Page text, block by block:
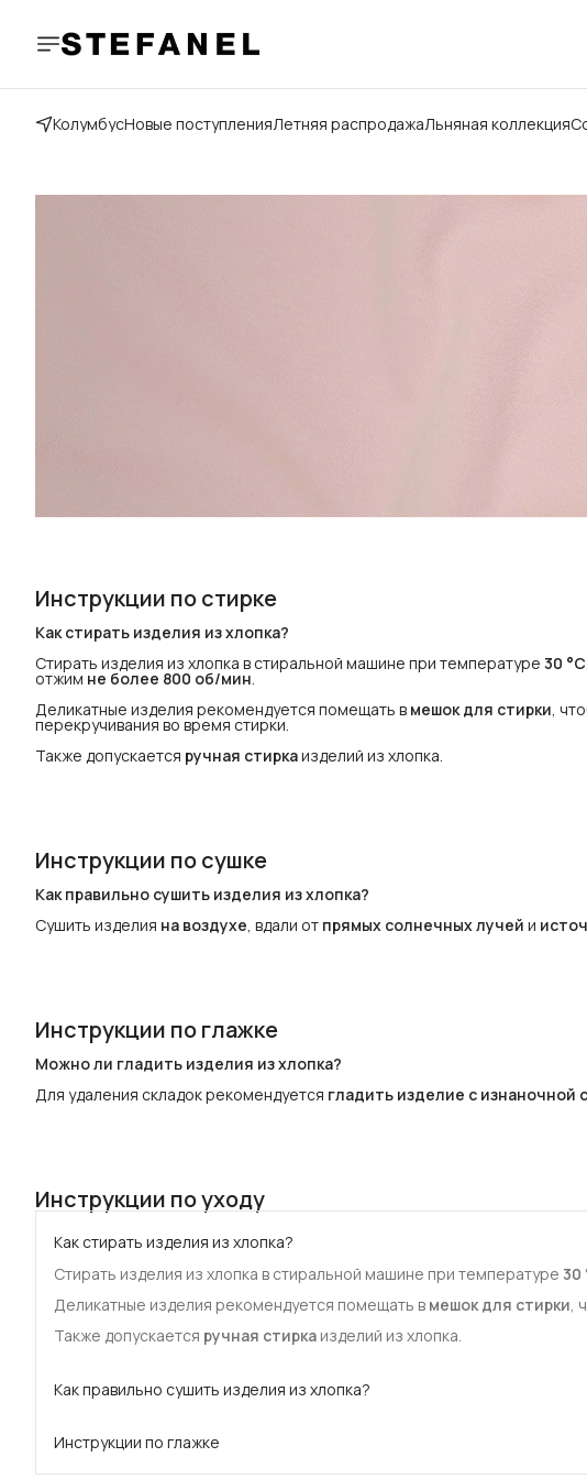
КолумбусНовые поступленияЛетняя распродажаЛьняная коллекция
Инструкции по стирке
Как стирать изделия из хлопка?
Стирать изделия из хлопка в стиральной машине при температуре 30 °C
отжим не более 800 об/мин.
Деликатные изделия рекомендуется помещать в мешок для стирки,
перекручивания во время стирки.
Также допускается ручная стиркаизделий из хлопка.
Инструкции по сушке
Как правильно сушить изделия из хлопка?
Сушить изделия на воздухе, вдали от прямых солнечных лучей и
Инструкции по глажке
Можно ли гладить изделия из хлопка?
Для удаления складок рекомендуется гладить изделие с изнаночной
Инструкции по уходу
Как стирать изделия из хлопка?
Стирать изделия из хлопка в стиральной машине при температуре 30
Деликатные изделия рекомендуется помещать в мешок для стирки,
Также допускается ручная стирка изделий из хлопка.
Как правильно сушить изделия из хлопка?
Инструкции по глажке
Для удаления складок рекомендуетсягладить изделие с